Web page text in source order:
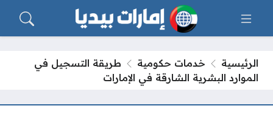
الرئيسية خدمات حكومية
طريقة التسجيل في
الموارد البشرية الشارقة في الإمارات